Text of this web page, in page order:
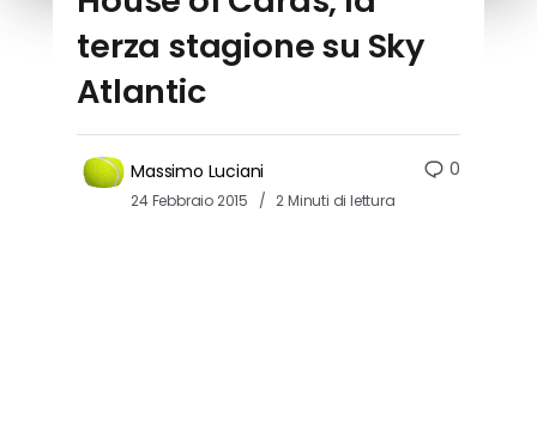
terza stagione su Sky
Atlantic
Massimo Luciani
24 Febbraio 2015 2 Minuti di lettura
0